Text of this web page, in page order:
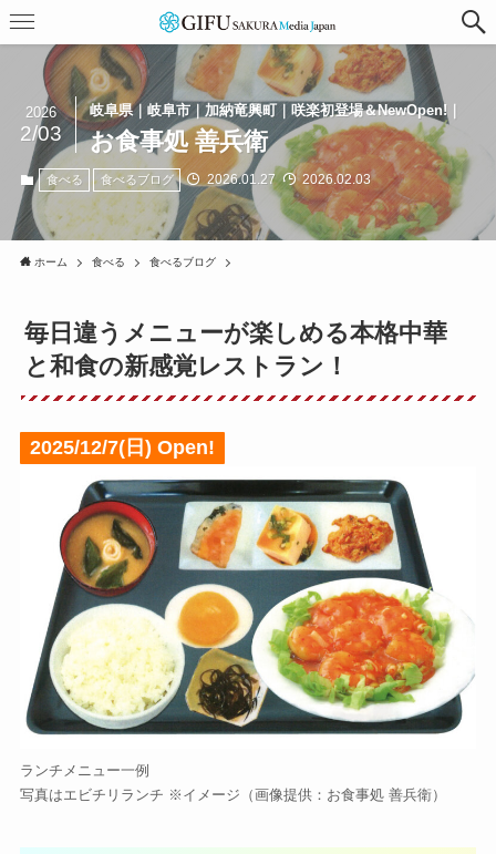
岐阜県｜岐阜市｜加納竜興町｜咲楽初登場＆NewOpen!｜
お食事処 善兵衛
2026
2/03
食べる 食べるブログ 2026.01.27 2026.02.03
ホーム 食べる 食べるブログ
毎日違うメニューが楽しめる本格中華
と和食の新感覚レストラン！
2025/12/7(日) Open!
ランチメニュー一例
写真はエビチリランチ ※イメージ（画像提供：お食事処 善兵衛）